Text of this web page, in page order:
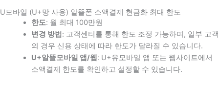
U모바일 (U+망 사용) 알뜰폰 소액결제 현금화 최대 한도
한도: 월 최대 100만원
변경 방법 : 고객센터를 통해 한도 조정 가능하며, 일부 고객
의 경우 신용 상태에 따라 한도가 달라질 수 있습니다.
U+알뜰모바일 앱/웹 : U+유모바일 앱 또는 웹사이트에서
소액결제 한도를 확인하고 설정할 수 있습니다.